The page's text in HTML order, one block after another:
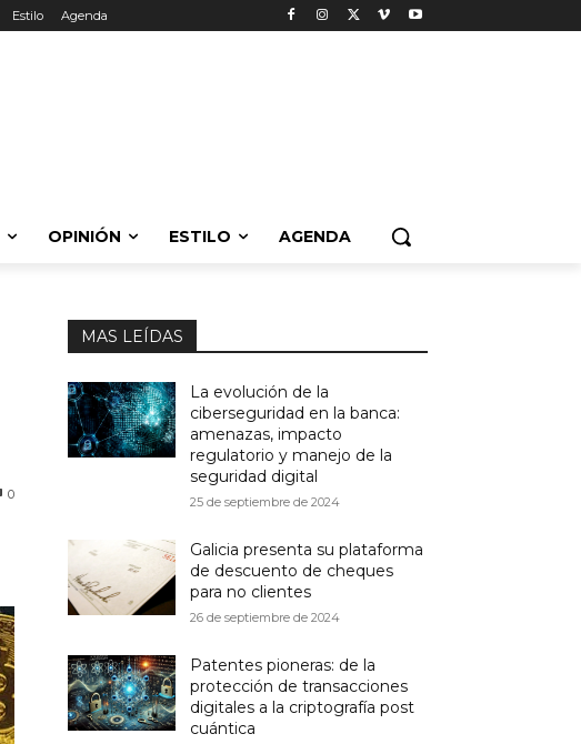
Estilo Agenda
OPINIÓN ESTILO AGENDA
0
MAS LEÍDAS
La evolución de la
ciberseguridad en la banca:
amenazas, impacto
regulatorio y manejo de la
seguridad digital
25 de septiembre de 2024
Galicia presenta su plataforma
de descuento de cheques
para no clientes
26 de septiembre de 2024
Patentes pioneras: de la
protección de transacciones
digitales a la criptografía post
cuántica